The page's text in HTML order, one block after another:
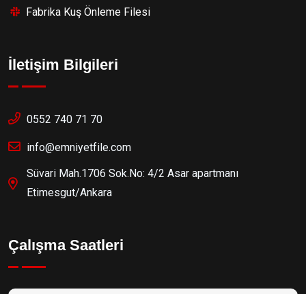
Fabrika Kuş Önleme Filesi
İletişim Bilgileri
0552 740 71 70
info@emniyetfile.com
Süvari Mah.1706 Sok.No: 4/2 Asar apartmanı
Etimesgut/Ankara
Çalışma Saatleri